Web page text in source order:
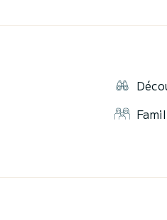
pour vos activités